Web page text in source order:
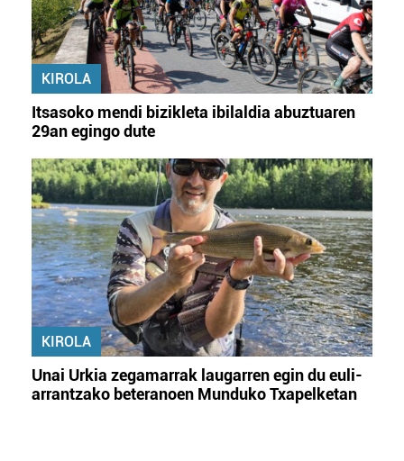
KIROLA
Itsasoko mendi bizikleta ibilaldia abuztuaren
29an egingo dute
KIROLA
Unai Urkia zegamarrak laugarren egin du euli-
arrantzako beteranoen Munduko Txapelketan